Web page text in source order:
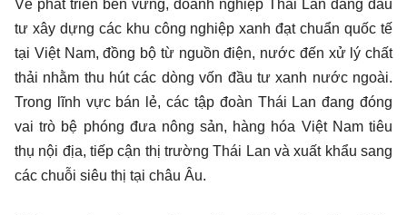
Về phát triển bền vững, doanh nghiệp Thái Lan đang đầu
tư xây dựng các khu công nghiệp xanh đạt chuẩn quốc tế
tại Việt Nam, đồng bộ từ nguồn điện, nước đến xử lý chất
thải nhằm thu hút các dòng vốn đầu tư xanh nước ngoài.
Trong lĩnh vực bán lẻ, các tập đoàn Thái Lan đang đóng
vai trò bệ phóng đưa nông sản, hàng hóa Việt Nam tiêu
thụ nội địa, tiếp cận thị trường Thái Lan và xuất khẩu sang
các chuỗi siêu thị tại châu Âu.